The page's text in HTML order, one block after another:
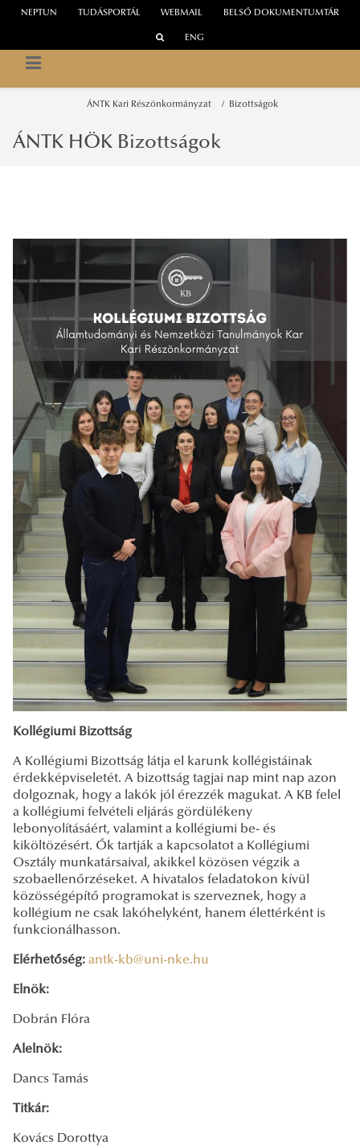
WEBMAIL
NEPTUN TUDÁSPORTÁL BELSŐ DOKUMENTUMTÁR
ENG
ÁNTK Kari Részönkormányzat Bizottságok
ÁNTK HÖK Bizottságok
Kollégiumi Bizottság
A Kollégiumi Bizottság látja el karunk kollégistáinak
érdekképviseletét. A bizottság tagjai nap mint nap azon
dolgoznak, hogy a lakók jól érezzék magukat. A KB felel
a kollégiumi felvételi eljárás gördülékeny
lebonyolításáért, valamint a kollégiumi be- és
kiköltözésért. Ők tartják a kapcsolatot a Kollégiumi
Osztály munkatársaival, akikkel közösen végzik a
szobaellenőrzéseket. A hivatalos feladatokon kívül
közösségépítő programokat is szerveznek, hogy a
kollégium ne csak lakóhelyként, hanem élettérként is
funkcionálhasson.
Elérhetőség: antk-kb@uni-nke.hu
Elnök:
Dobrán Flóra
Alelnök:
Dancs Tamás
Titkár:
Kovács Dorottya